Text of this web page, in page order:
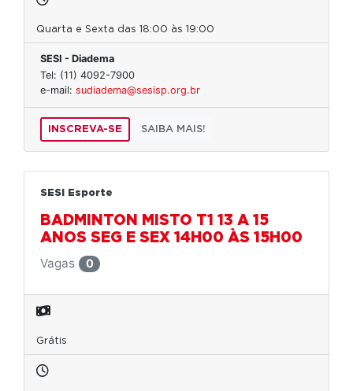
Quarta e Sexta das 18:00 às 19:00
SESI - Diadema
Tel: (11) 4092-7900
e-mail: sudiadema@sesisp.org.br
INSCREVA-SE SAIBA MAIS!
SESI Esporte
BADMINTON MISTO T1 13 A 15
ANOS SEG E SEX 14H00 ÀS 15H00
Vagas
0
Grátis